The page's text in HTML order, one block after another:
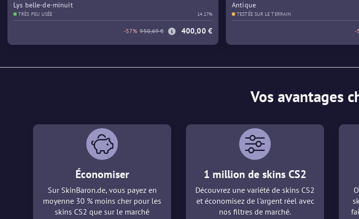
Lys belle-de-minuit
TRÈS PEU USÉE 14.17%
-57% 950,69 € 400,00 €
Antique
TESTÉE SUR LE TERRAIN
-
Vos avantages
Économiser
Sur SkinBaron.de, vous payez en
moyenne 30 % moins cher pour les
skins CS2 que sur le marché
1 million de skins CS2
Découvrez une variété de skins CS2
et économisez de l'argent réel avec
nos filtres de marché.